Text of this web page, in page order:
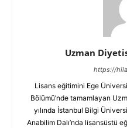
Uzman
https://
Lisans eğitimini Ege
Bölümü’nde tamamlayan
yılında İstanbul Bilgi
Anabilim Dalı’nda lisansüstü